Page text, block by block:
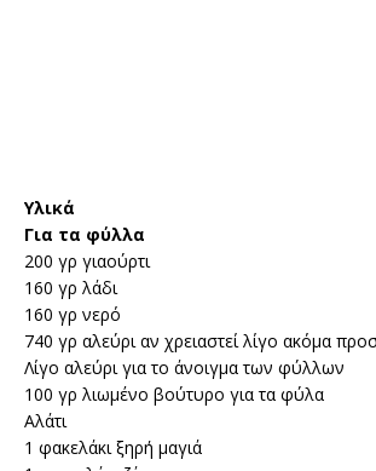
Υλικά
Για τα φύλλα
200 γρ γιαούρτι
160 γρ λάδι
160 γρ νερό
740 γρ αλεύρι αν χρειαστεί λίγο ακόμα
Λίγο αλεύρι για το άνοιγμα των φύλλων
100 γρ λιωμένο βούτυρο για τα φύλα
Αλάτι
1 φακελάκι ξηρή μαγιά